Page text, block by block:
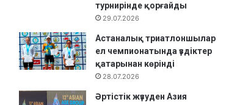
турнирінде қорғайды
29.07.2026
Астаналық триатлоншылар
ел чемпионатында үздіктер
қатарынан көрінді
28.07.2026
Әртістік жүзуден Азия